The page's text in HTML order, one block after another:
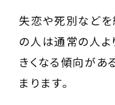
失恋や死別などを
の人は通常の人よ
きくなる傾向があ
まります。